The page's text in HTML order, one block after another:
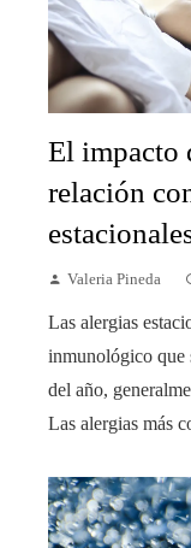
El impacto
relación
Valeria Pineda
Las alergias
inmunológico que
del año,
Las alergias más